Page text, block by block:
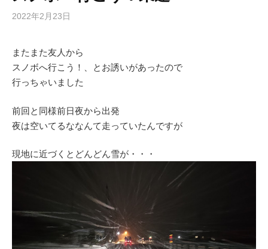
2022年2月23日
またまた友人から
スノボへ行こう！、とお誘いがあったので
行っちゃいました
前回と同様前日夜から出発
夜は空いてるななんて走っていたんですが
現地に近づくとどんどん雪が・・・